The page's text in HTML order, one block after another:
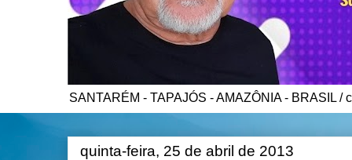
SANTARÉM - TAPAJÓS - AMAZÔNIA - BRASIL /
quinta-feira, 25 de abril de 2013